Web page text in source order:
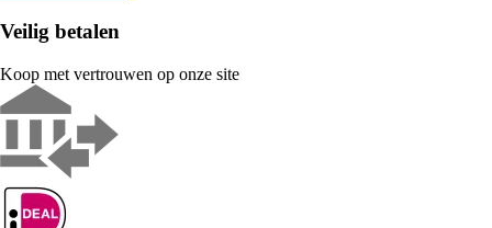
Veilig betalen
Koop met vertrouwen op onze site